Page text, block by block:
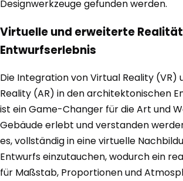
Designwerkzeuge gefunden werden.
Virtuelle und erweiterte
Entwurfserlebnis
Die Integration von Virtual Reality (VR)
Reality (AR) in den architektonischen
ist ein Game-Changer für die Art und
Gebäude erlebt und verstanden
es, vollständig in eine virtuelle
Entwurfs einzutauchen, wodurch ein
für Maßstab, Proportionen und